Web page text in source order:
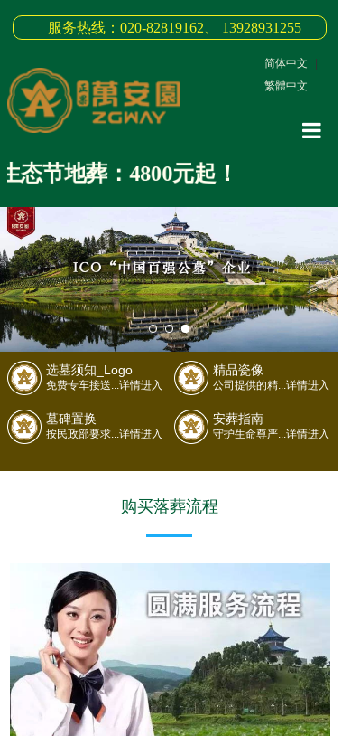
新闻
墓
缅怀
联系
服务热线：020-82819162、 13928931255
简体中文
繁體中文
态节地葬：4800元起！
选墓须知_Logo
免费专车接送...详情进入
精品瓷像
公司提供的精...详情进入
墓碑置换
按民政部要求...详情进入
安葬指南
守护生命尊严...详情进入
购买落葬流程